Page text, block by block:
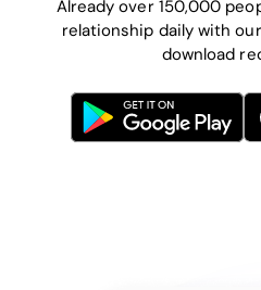
Already over 150,000
relationship daily with
download